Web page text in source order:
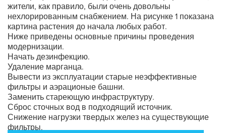
жители, как правило, были очень довольны
нехлорированным снабжением. На рисунке 1 показана
картина растения до начала любых работ.
Ниже приведены основные причины проведения
модернизации.
Начать дезинфекцию.
Удаление марганца.
Вывести из эксплуатации старые неэффективные
фильтры и аэрационые башни.
Заменить стареющую инфраструктуру.
Сброс сточных вод в подходящий источник.
Снижение нагрузки твердых желез на существующие
фильтры.